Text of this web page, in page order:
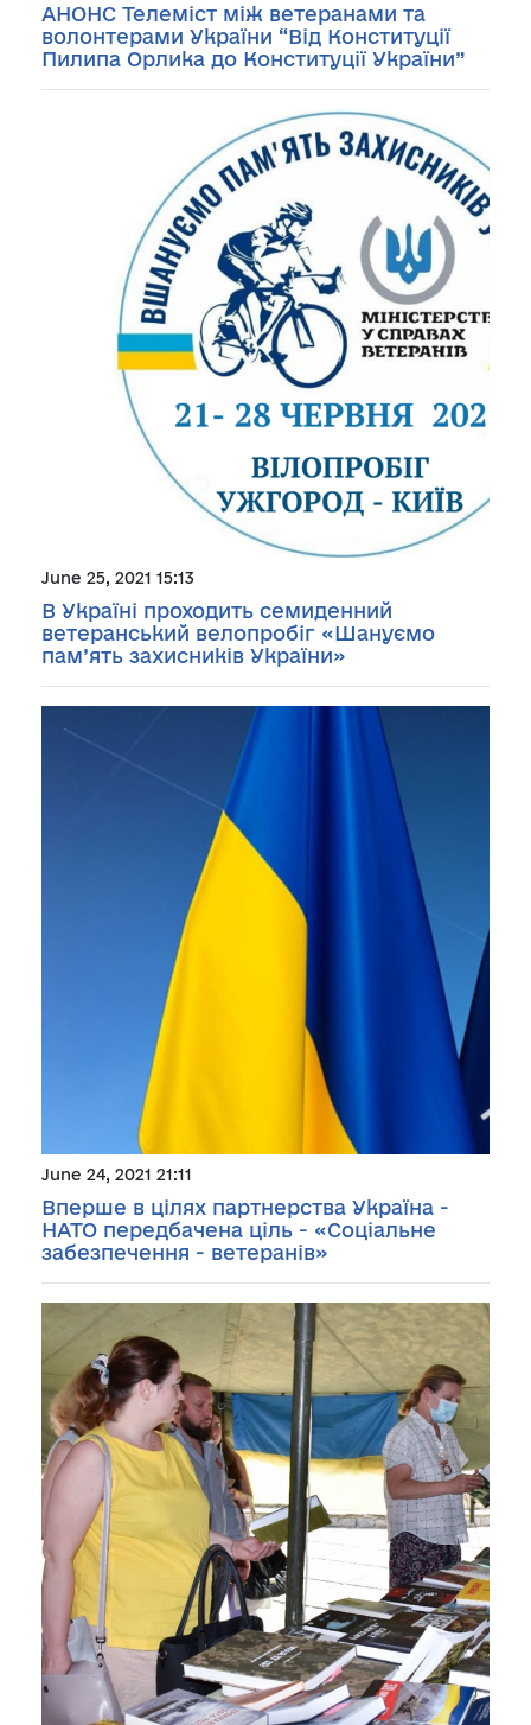
АНОНС Телеміст між ветеранами та
волонтерами України “Від Конституції
Пилипа Орлика до Конституції України”
June 25, 2021 15:13
В Україні проходить семиденний
ветеранський велопробіг «Шануємо
пам’ять захисників України»
June 24, 2021 21:11
Вперше в цілях партнерства Україна -
НАТО передбачена ціль - «Соціальне
забезпечення - ветеранів»